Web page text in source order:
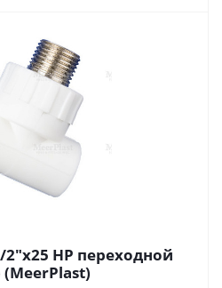
НР переходной
(MeerPlast)